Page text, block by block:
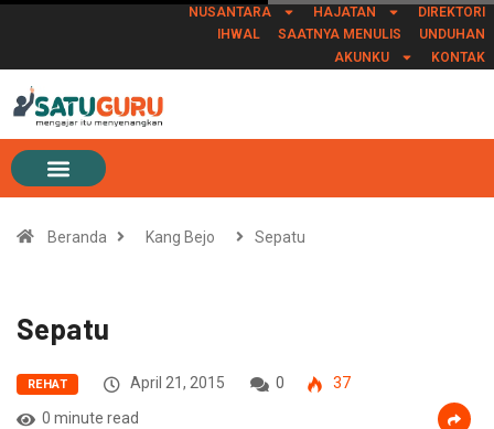
NUSANTARA HAJATAN
DIREKTORI
IHWAL
SAATNYA MENULIS
UNDUHAN
AKUNKU
KONTAK
Beranda Kang Bejo Sepatu
Sepatu
REHAT April 21, 2015 0
37
0 minute read